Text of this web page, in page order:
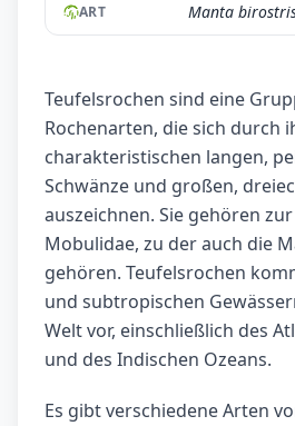
ART Manta
Teufelsrochen sind eine
Rochenarten, die sich durch
charakteristischen langen,
Schwänze und großen,
auszeichnen. Sie gehören
Mobulidae, zu der auch die
gehören. Teufelsrochen
und subtropischen
Welt vor, einschließlich des
und des Indischen Ozeans.
Es gibt verschiedene Arten